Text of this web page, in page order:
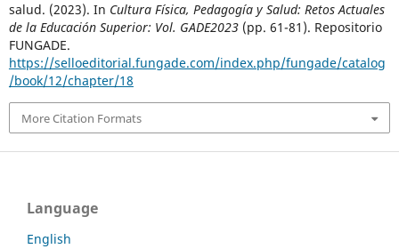
salud. (2023). In Cultura Física, Pedagogía y Salud: Retos Actuales
de la Educación Superior: Vol. GADE2023(pp. 61-81). Repositorio
FUNGADE.
https://selloeditorial.fungade.com/index.php/fungade/catalog
/book/12/chapter/18
More Citation Formats
Language
English